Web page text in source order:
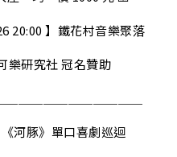
20:00 】鐵花村音樂聚落
樂研究社 冠名贊助
河豚》單口喜劇巡迴